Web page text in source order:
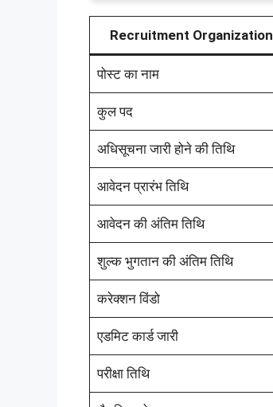
Recruitment Organization
पोस्ट का नाम
कुल पद
अधिसूचना जारी होने की तिथि
आवेदन प्रारंभ तिथि
आवेदन की अंतिम तिथि
शुल्क भुगतान की अंतिम तिथि
करेक्शन विंडो
एडमिट कार्ड जारी
परीक्षा तिथि